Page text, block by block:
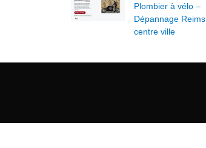
Plombier à vélo –
Dépannage Reims
centre ville